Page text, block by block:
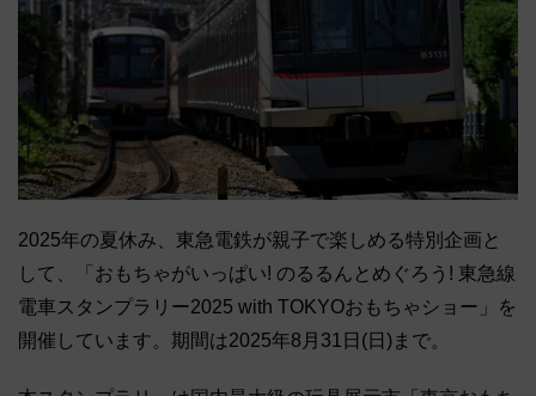
2025年の夏休み、東急電鉄が親子で楽しめる特別企画と
して、「おもちゃがいっぱい! のるるんとめぐろう! 東急線
電車スタンプラリー2025 with TOKYOおもちゃショー」を
開催しています。期間は2025年8月31日(日)まで。